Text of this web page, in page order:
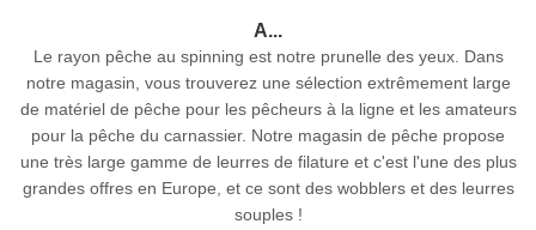
A...
Le rayon pêche au spinning est notre prunelle des yeux. Dans
notre magasin, vous trouverez une sélection extrêmement large
de matériel de pêche pour les pêcheurs à la ligne et les amateurs
pour la pêche du carnassier. Notre magasin de pêche propose
une très large gamme de leurres de filature et c'est l'une des plus
grandes offres en Europe, et ce sont des wobblers et des leurres
souples !